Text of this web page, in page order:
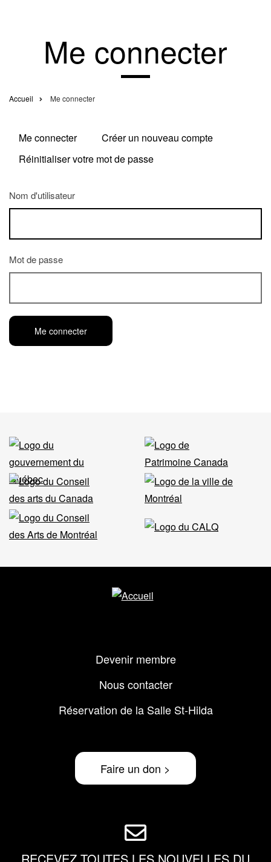
Me connecter
Fil
d'Ariane
Accueil Me connecter
Primary
Me connecter
Créer un nouveau compte
Réinitialiser votre mot de passe
Nom d'utilisateur
Mot de passe
Devenir membre
Nous contacter
Réservation de la Salle St-Hilda
Faire un don >